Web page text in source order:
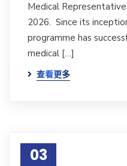
Medical
2026. Since its
programme has
medical […]
查看更多
03